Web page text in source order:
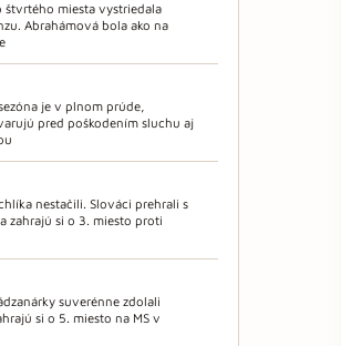
štvrtého miesta vystriedala
Abrahámová bola ako na
je v plnom prúde,
pred poškodením sluchu aj
nestačili. Slováci prehrali s
zahrajú si o 3. miesto proti
suverénne zdolali
si o 5. miesto na MS v